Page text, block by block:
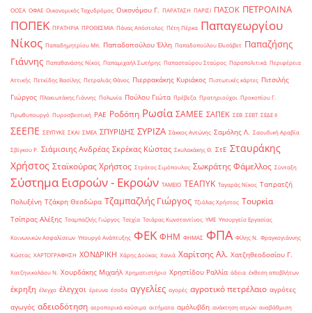
ΟΟΣΑ ΟΦΑΕ Οικονομικός Ταχυδρόμος Οικονόμου Γ. ΠΑΡΑΤΑΣΗ ΠΑΡΙΣΙ ΠΑΣΟΚ ΠΕΤΡΟΛΙΝΑ
ΠΟΠΕΚ ΠΡΑΤΗΡΙΑ ΠΡΟΘΕΣΜΙΑ Πάνας Απόστολος Πέτη Πέρκα Παπαγεωργίου
Νίκος Παπαδημητρίου Μπ. Παπαδοπούλου Έλλη Παπαδοπούλου Ελισάβετ Παπαζήσης
Γιάννης Παπαθανάσης Νίκος Παπαμιχαήλ Σωτήρης Παπασταύρου Σταύρος Παραπολιτικά Περιφέρεια
Αττικής Πετκίδης Βασίλης Πετραλιάς Θάνος Πιερρακάκης Κυριάκος Πιστωτικές κάρτες Πιτσιλής
Γιώργος Πλακιωτάκης Γιάννης Πολωνία Πούλου Γιώτα Πρέβεζα Πρατηριούχοι Προκοπίου Γ.
Πρωθυπουργό Πυροσβεστική ΡΑΕ Ροδόπη Ρωσία ΣΑΜΕΕ ΣΑΠΕΚ ΣΕΒ ΣΕΒΤ ΣΕΔΕ ΙΙ
ΣΕΕΠΕ ΣΕΥΠΥΚΕ ΣΚΑΙ ΣΜΕΑ ΣΠΥΡΙΔΗΣ ΣΥΡΙΖΑ Σάκκος Αντώνης Σαμόλης Λ. Σαουδική Αραβία
Σβίγκου Ρ. Σιάμισιης Ανδρέας Σκρέκας Κώστας Σκυλακάκης Θ. ΣτΕ Σταυράκης
Χρήστος Σταϊκούρας Χρήστος Στράτος Σιμόπουλος Σωκράτης Φάμελλος Σύνταξη
Σύστημα Εισροών - Εκροών ΤΑΜΕΙΟ ΤΕΑΠΥΚ Ταγαράς Νίκος Ταπρατζή
Πολυξένη Τζάκρη Θεοδώρα Τζαμπαζλής Γιώργος Τζιόλας Χρήστος Τουρκία
Τσίπρας Αλέξης Τσαμπαζλής Γιώργος Τσεχία Τσιάρας Κωνσταντίνος ΥΜΕ Υπουργείο Εργασίας
Κοινωνικών Ασφαλίσεων Υπουργό Ανάπτυξης ΦΕΚ ΦΗΜ ΦΗΜΑΣ ΦΠΑ Φίλης Ν. Φραγκογιάννης
Κώστας ΧΑΡΤΟΓΡΑΦΗΣΗ ΧΟΝΔΡΙΚΗ Χάρης Δούκας Χανιά Χαρίτσης Αλ. Χατζηθεοδοσίου Γ.
Χατζηνικολάου Ν. Χουρδάκης Μιχαήλ Χρηματιστήριο Χρηστίδου Ραλλία άδεια έκθεση αποβλήτων
έκρηξη έλεγχο έλεγχοι έρευνα έσοδα αγγελίες αγορές αγροτικό πετρέλαιο αγρότες
αγωγός αδειοδότηση αεροπορικά καύσιμα αιτήματα αμόλυβδη ανάκτηση ατμών αναβάθμιση